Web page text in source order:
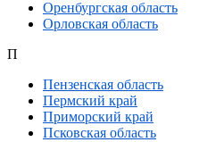
Оренбургская область
Орловская область
П
Пензенская область
Пермский край
Приморский край
Псковская область